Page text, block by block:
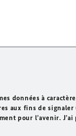
données à
aux fins de
pour l’avenir.